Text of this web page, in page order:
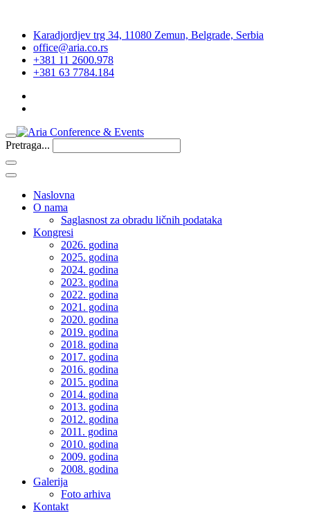
Karadjordjev trg 34, 11080 Zemun, Belgrade, Serbia
office@aria.co.rs
+381 11 2600.978
+381 63 7784.184
Pretraga...
Naslovna
O nama
Saglasnost za obradu ličnih podataka
Kongresi
2026. godina
2025. godina
2024. godina
2023. godina
2022. godina
2021. godina
2020. godina
2019. godina
2018. godina
2017. godina
2016. godina
2015. godina
2014. godina
2013. godina
2012. godina
2011. godina
2010. godina
2009. godina
2008. godina
Galerija
Foto arhiva
Kontakt